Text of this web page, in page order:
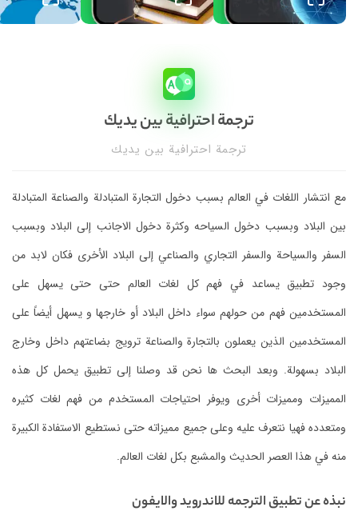
ترجمة احترافية بين يديك
ترجمة احترافية بين يديك
مع انتشار اللغات في العالم بسبب دخول التجارة المتبادلة والصناعة المتبادلة
بين البلاد وبسبب دخول السياحه وكثرة دخول الاجانب إلى البلاد وبسبب
السفر والسياحة والسفر التجاري والصناعي إلى البلاد الأخرى فكان لابد من
وجود تطبيق يساعد في فهم كل لغات العالم حتى حتى يسهل على
المستخدمين فهم من حولهم سواء داخل البلاد أو خارجها و يسهل أيضاً على
المستخدمين الذين يعملون بالتجارة والصناعة ترويج بضاعتهم داخل وخارج
البلاد بسهولة. وبعد البحث ها نحن قد وصلنا إلى تطبيق يحمل كل هذه
المميزات ومميزات أخرى ويوفر احتياجات المستخدم من فهم لغات كثيره
ومتعدده فهيا نتعرف عليه وعلى جميع مميزاته حتى نستطيع الاستفادة الكبيرة
منه في هذا العصر الحديث والمشبع بكل لغات العالم.
نبذه عن تطبيق الترجمه للاندرويد والايفون